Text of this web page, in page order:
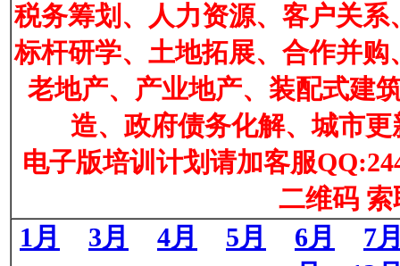
税务筹划、人力资源、客户关
标杆研学、土地拓展、合作并
老地产、产业地产、装配式建
造、政府债务化解、城市更
电子版培训计划请加客服
二维码 索
1月
3月 4月 5月 6月
7